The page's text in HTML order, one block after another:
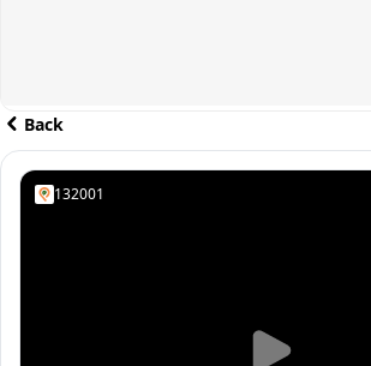
Back
132001